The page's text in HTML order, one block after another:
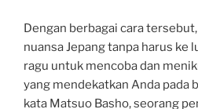
Dengan berbagai cara
nuansa Jepang tanpa harus ke
ragu untuk mencoba dan
yang mendekatkan Anda pada
kata Matsuo Basho, seorang